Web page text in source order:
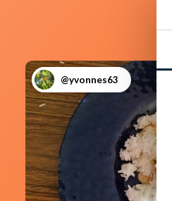
@yvonnes63